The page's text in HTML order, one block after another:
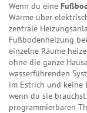
Wenn du eine
Wärme über
zentrale
Fußbodenheizung
einzelne Räume
ohne die ganze
wasserführenden
im Estrich und keine
wenn du sie
programmierbaren